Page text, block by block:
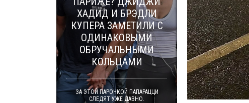
ХАДИД И БРЭДЛИ
КУПЕРА ЗАМЕТИЛИ С
ОДИНАКОВЫМИ
ОБРУЧАЛЬНЫМИ
КОЛЬЦАМИ
ЗА ЭТОЙ ПАРОЧКОЙ ПАПАРАЦЦИ
СЛЕДЯТ УЖЕ ДАВНО.